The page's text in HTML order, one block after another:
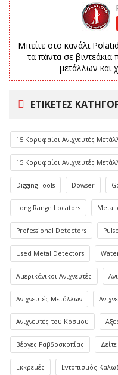
Μπείτε στο κανάλι
τα πάντα σε
μετάλλων και
ΕΤΙΚΈΤΕΣ
15 Κορυφαίοι Ανιχνευτές
15 Κορυφαίοι Ανιχνευτές
Digging Tools Dowser
Long Range Locators Metal
Professional Detectors
Used Metal Detectors
Αμερικάνικοι Ανιχνευτές
Ανιχνευτές Μετάλλων
Ανιχνευτές του Κόσμου
Βέργες Ραβδοσκοπίας
Εκκρεμές Εντοπισμός